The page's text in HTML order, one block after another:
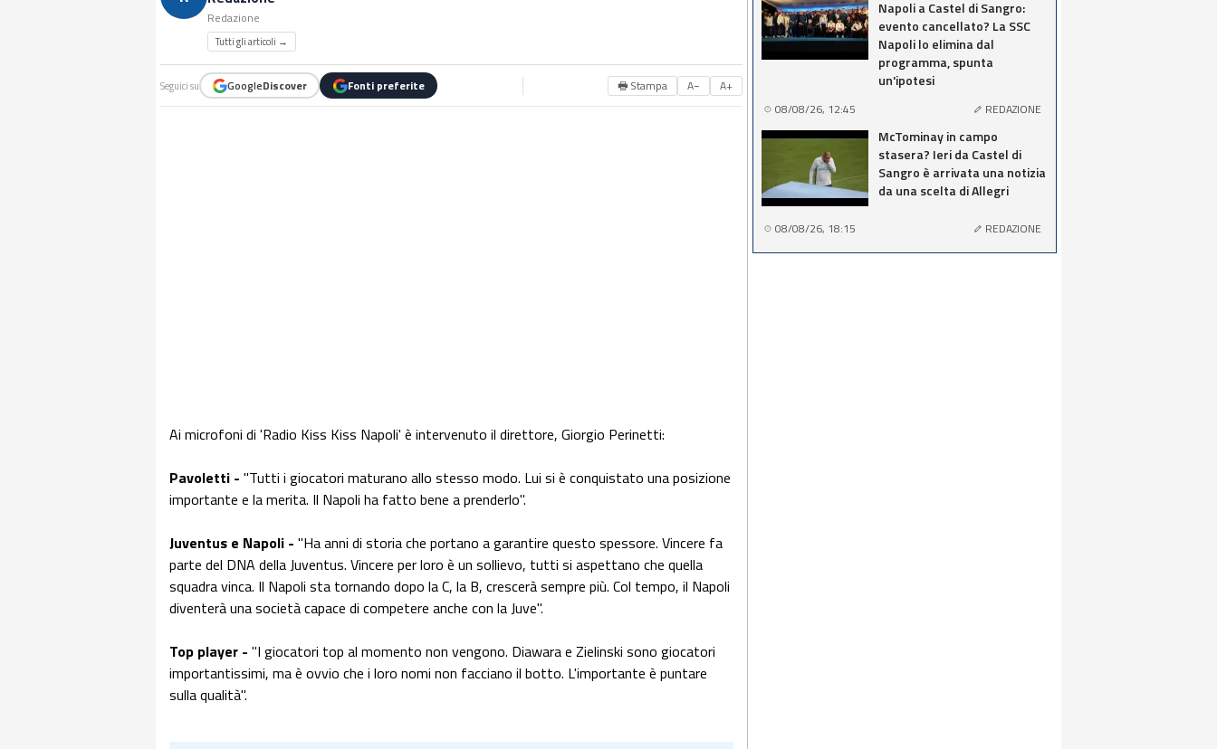
Redazione
Tutti gli articoli →
Seguici su GoogleDiscover Fonti preferite 🖶 Stampa A− A+
Ai microfoni di 'Radio Kiss Kiss Napoli' è intervenuto il direttore, Giorgio Perinetti:
Pavoletti - "Tutti i giocatori maturano allo stesso modo. Lui si è conquistato una posizione
importante e la merita. Il Napoli ha fatto bene a prenderlo".
Juventus e Napoli - "Ha anni di storia che portano a garantire questo spessore. Vincere fa
parte del DNA della Juventus. Vincere per loro è un sollievo, tutti si aspettano che quella
squadra vinca. Il Napoli sta tornando dopo la C, la B, crescerà sempre più. Col tempo, il Napoli
diventerà una società capace di competere anche con la Juve".
Top player - "I giocatori top al momento non vengono. Diawara e Zielinski sono giocatori
importantissimi, ma è ovvio che i loro nomi non facciano il botto. L'importante è puntare
sulla qualità".
Napoli a Castel di Sangro:
evento cancellato? La SSC
Napoli lo elimina dal
programma, spunta
un'ipotesi
08/08/26, 12:45 REDAZIONE
McTominay in campo
stasera? Ieri da Castel di
Sangro è arrivata una notizia
da una scelta di Allegri
08/08/26, 18:15 REDAZIONE